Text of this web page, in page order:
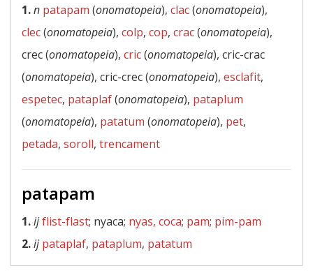
1.n patapam (onomatopeia), clac(onomatopeia),
clec(onomatopeia), colp, cop, crac(onomatopeia),
crec (onomatopeia), cric(onomatopeia), cric-crac
(onomatopeia), cric-crec (onomatopeia), esclafit,
espetec, pataplaf(onomatopeia), pataplum
(onomatopeia), patatum (onomatopeia), pet,
petada, soroll, trencament
patapam
1.ijflist-flast; nyaca; nyas, coca; pam; pim-pam
2.ij pataplaf, pataplum, patatum